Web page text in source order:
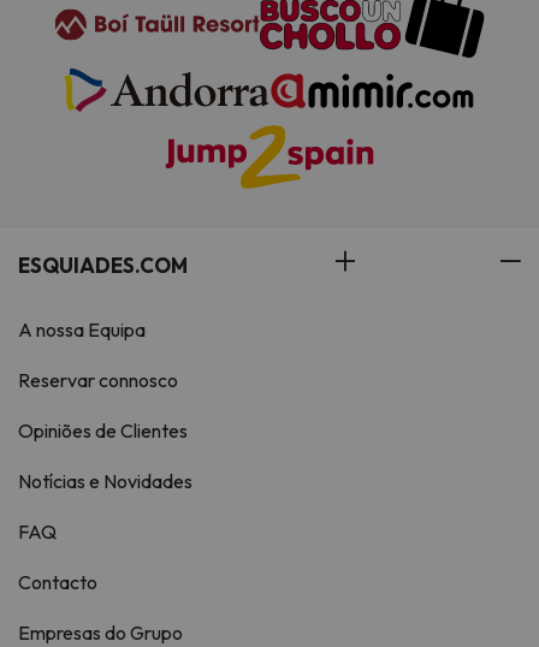
ESQUIADES.COM
A nossa Equipa
Reservar connosco
Opiniões de Clientes
Notícias e Novidades
FAQ
Contacto
Empresas do Grupo